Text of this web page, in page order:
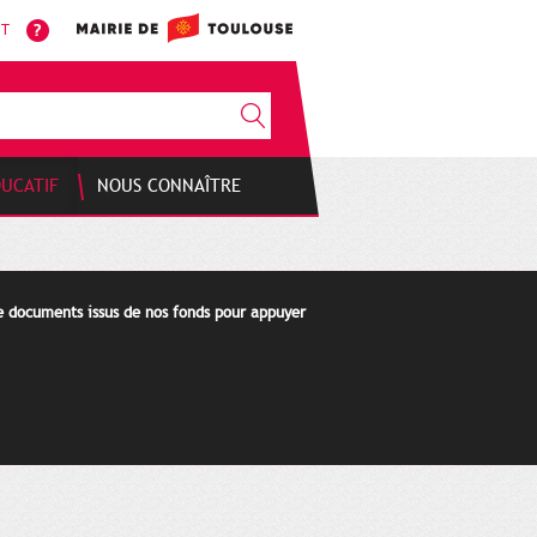
NOUS CONNAÎTRE
issus de nos fonds pour appuyer